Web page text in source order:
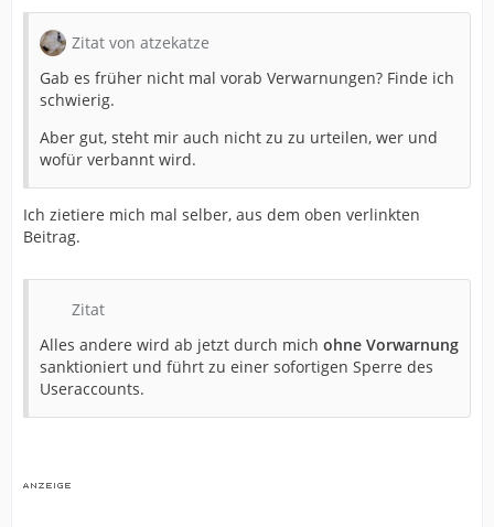
Zitat von atzekatze
Gab es früher nicht mal vorab Verwarnungen? Finde ich
schwierig.
Aber gut, steht mir auch nicht zu zu urteilen, wer und
wofür verbannt wird.
Ich zietiere mich mal selber, aus dem oben verlinkten
Beitrag.
Zitat
Alles andere wird ab jetzt durch mich ohne Vorwarnung
sanktioniert und führt zu einer sofortigen Sperre des
Useraccounts.